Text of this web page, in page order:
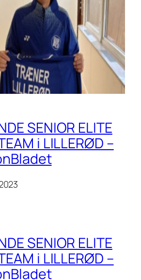
SENIOR ELITE
i LILLERØD –
SENIOR ELITE
i LILLERØD –